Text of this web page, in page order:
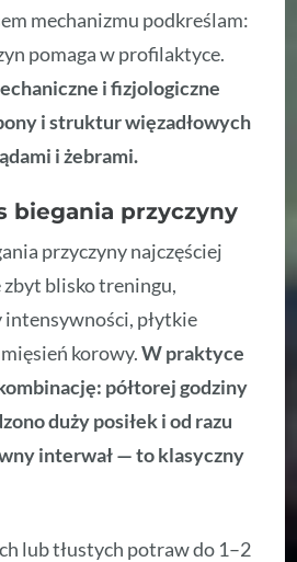
mechanizmu podkreślam:
pomaga w profilaktyce.
i fizjologiczne
i struktur więzadłowych
i żebrami.
biegania przyczyny
przyczyny najczęściej
blisko treningu,
intensywności, płytkie
mięsień korowy.W praktyce
półtorej godziny
duży posiłek i od razu
interwał — to klasyczny
lub tłustych potraw do 1–2